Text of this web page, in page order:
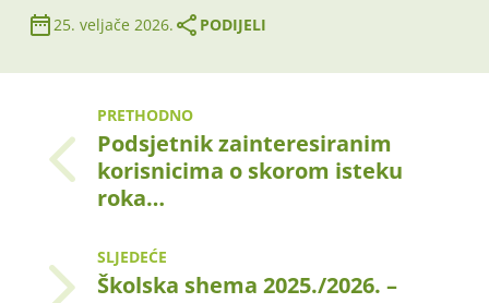
25. veljače 2026. PODIJELI
PRETHODNO
Podsjetnik zainteresiranim
korisnicima o skorom isteku
roka…
SLJEDEĆE
Školska shema 2025./2026. –